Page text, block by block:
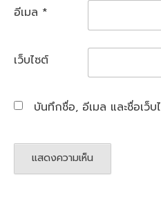
อีเมล *
เว็บไซต์
บันทึกชื่อ, อีเมล และชื่อเว็